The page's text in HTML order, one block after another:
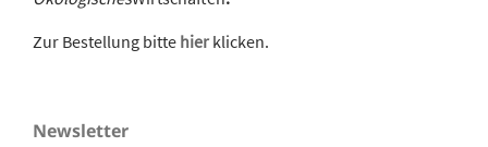
Zur Bestellung bitte hier klicken.
Newsletter